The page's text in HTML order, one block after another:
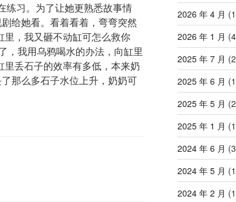
练习。为了让她更熟悉故事情
给她看。看着看着，弯弯突然
里，我又砸不动缸可怎么救你
，我用乌鸦喝水的办法，向缸里
丢石子的效率有多低，本来奶
那么多石子水位上升，奶奶可
2026 年 4 月
2026 年 1 月
2025 年 7 月
2025 年 6 月
2025 年 5 月
2025 年 1 月
2024 年 6 月
2024 年 5 月
2024 年 2 月